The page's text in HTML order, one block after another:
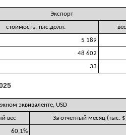
Экспорт
стоимость, тыс.долл.
5 189
48 602
33
эквиваленте, USD
вес
За отчетный месяц (тыс.
60,1%